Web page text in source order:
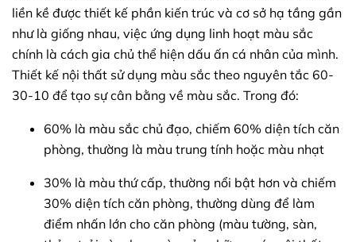
liền kề được thiết kế phần kiến trúc và cơ sở hạ tầng gần
như là giống nhau, việc ứng dụng linh hoạt màu sắc
chính là cách gia chủ thể hiện dấu ấn cá nhân của mình.
Thiết kế nội thất sử dụng màu sắc theo nguyên tắc 60-
30-10 để tạo sự cân bằng về màu sắc. Trong đó:
60% là màu sắc chủ đạo, chiếm 60% diện tích căn
phòng, thường là màu trung tính hoặc màu nhạt
30% là màu thứ cấp, thường nổi bật hơn và chiếm
30% diện tích căn phòng, thường dùng để làm
điểm nhấn lớn cho căn phòng (màu tường, sàn,